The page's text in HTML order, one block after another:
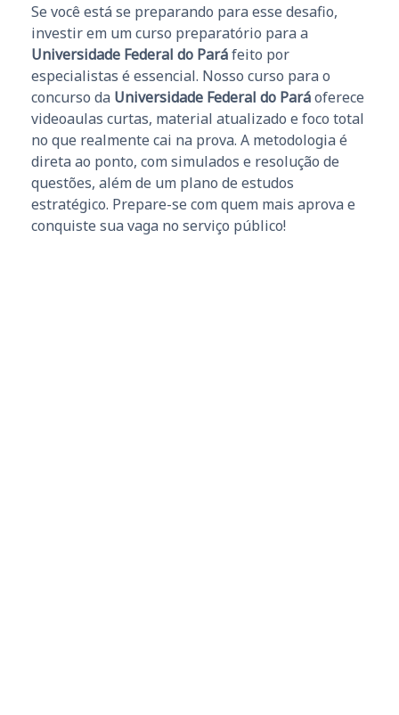
Se você está se preparando para esse desafio,
investir em um curso preparatório para a
Universidade Federal do Paráfeito por
especialistas é essencial. Nosso curso para o
concurso da Universidade Federal do Paráoferece
videoaulas curtas, material atualizado e foco total
no que realmente cai na prova. A metodologia é
direta ao ponto, com simulados e resolução de
questões, além de um plano de estudos
estratégico. Prepare-se com quem mais aprova e
conquiste sua vaga no serviço público!